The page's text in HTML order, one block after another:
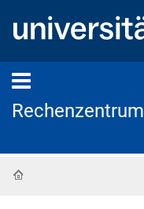
Rechenzentrum